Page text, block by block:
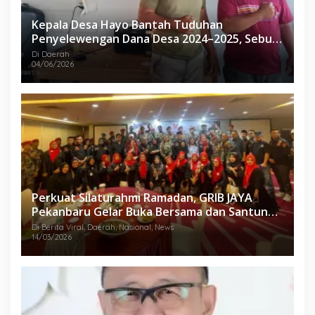
Kepala Desa Hayo Bantah Tuduhan
Penyelewengan Dana Desa 2024–2025, Sebut
Informasi yang Beredar Tidak Benar
Di Daerah
04/06/2026
Perkuat Silaturahmi Ramadan, GRIB JAYA
Pekanbaru Gelar Buka Bersama dan Santunan
Anak Yatim
Di Berita Viral, Daerah, Nasional, News
14/03/2026